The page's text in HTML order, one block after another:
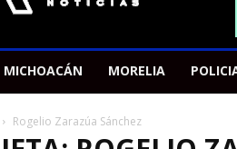
MICHOACÁN MORELIA
Rogelio Zarazúa Sánchez